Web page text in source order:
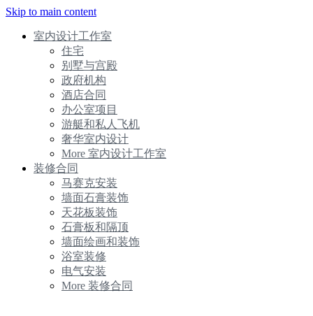
Skip to main content
室内设计工作室
住宅
别墅与宫殿
政府机构
酒店合同
办公室项目
游艇和私人飞机
奢华室内设计
More 室内设计工作室
装修合同
马赛克安装
墙面石膏装饰
天花板装饰
石膏板和隔顶
墙面绘画和装饰
浴室装修
电气安装
More 装修合同